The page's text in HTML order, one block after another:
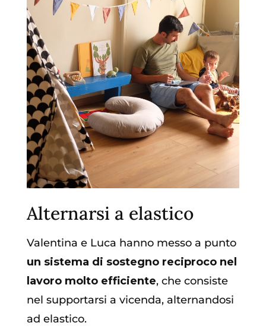
Alternarsi a elastico
Valentina e Luca hanno messo a punto
un sistema di sostegno reciproco nel
lavoro molto efficiente, che consiste
nel supportarsi a vicenda, alternandosi
ad elastico.